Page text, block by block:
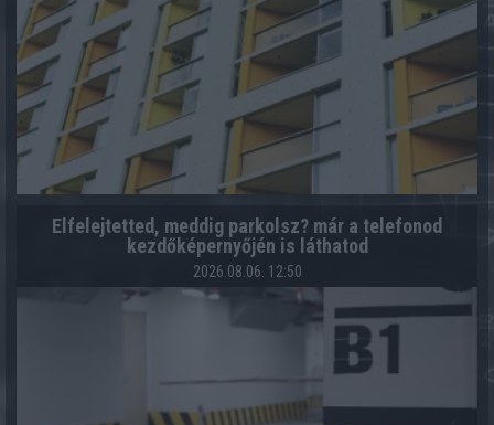
Elfelejtetted, meddig parkolsz? már a telefonod
kezdőképernyőjén is láthatod
2026.08.06. 12:50